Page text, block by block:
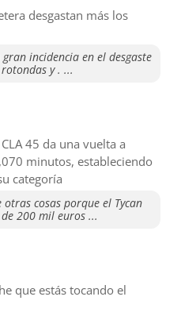
desgastan más los
incidencia en el desgaste
y . ...
45 da una vuelta a
minutos, estableciendo
categoría
cosas porque el Tycan
200 mil euros ...
que estás tocando el